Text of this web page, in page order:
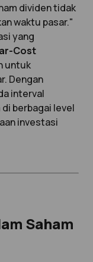
dividen tidak
waktu pasar."
yang
Cost
untuk
Dengan
interval
berbagai level
investasi
Saham